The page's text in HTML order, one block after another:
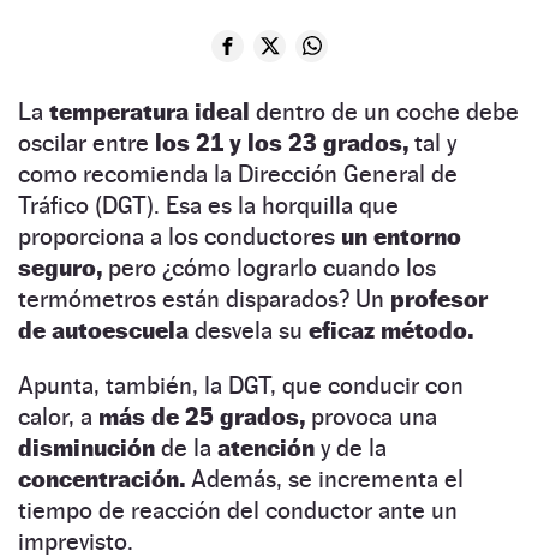
La temperatura ideal dentro de un coche debe
oscilar entre los 21 y los 23 grados, tal y
como recomienda la Dirección General de
Tráfico (DGT). Esa es la horquilla que
proporciona a los conductores un entorno
seguro, pero ¿cómo lograrlo cuando los
termómetros están disparados? Un profesor
de autoescuela desvela su eficaz método.
Apunta, también, la DGT, que conducir con
calor, a más de 25 grados, provoca una
disminución de la atención y de la
concentración. Además, se incrementa el
tiempo de reacción del conductor ante un
imprevisto.